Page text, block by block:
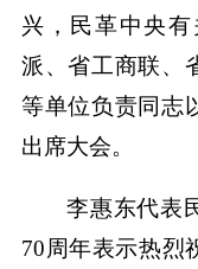
兴，民革中央
派、省工商联、
等单位负责同志
出席大会。
李惠东代表
70周年表示热烈